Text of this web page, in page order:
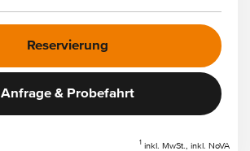
Reservierung
Anfrage & Probefahrt
1 inkl. MwSt., inkl. NoVA